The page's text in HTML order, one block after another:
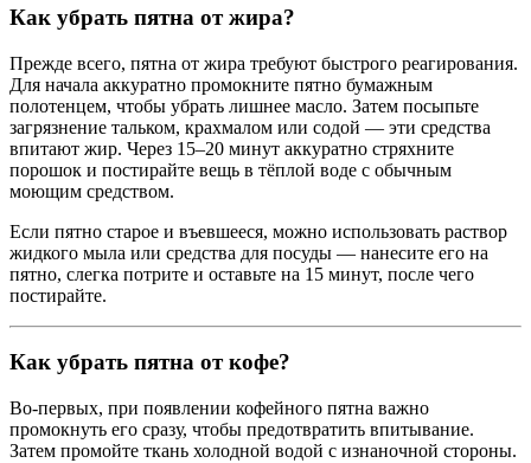
Как убрать пятна от жира?
Прежде всего, пятна от жира требуют быстрого реагирования.
Для начала аккуратно промокните пятно бумажным
полотенцем, чтобы убрать лишнее масло. Затем посыпьте
загрязнение тальком, крахмалом или содой — эти средства
впитают жир. Через 15–20 минут аккуратно стряхните
порошок и постирайте вещь в тёплой воде с обычным
моющим средством.
Если пятно старое и въевшееся, можно использовать раствор
жидкого мыла или средства для посуды — нанесите его на
пятно, слегка потрите и оставьте на 15 минут, после чего
постирайте.
Как убрать пятна от кофе?
Во-первых, при появлении кофейного пятна важно
промокнуть его сразу, чтобы предотвратить впитывание.
Затем промойте ткань холодной водой с изнаночной стороны.